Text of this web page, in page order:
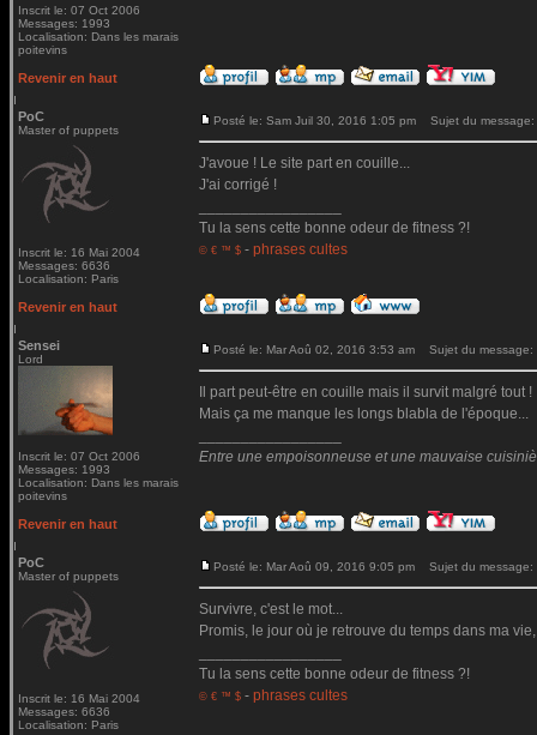
Inscrit le: 07 Oct 2006
Messages: 1993
Localisation: Dans les marais
poitevins
Revenir en haut
PoC
Master of puppets
Inscrit le: 16 Mai 2004
Messages: 6636
Localisation: Paris
Posté le: Sam Juil 30, 2016 1:05 pm Sujet du message:
J'avoue ! Le site part en couille...
J'ai corrigé !
Tu la sens cette bonne odeur de fitness ?!
© € ™ $ - phrases cultes
Revenir en haut
Sensei
Lord
Inscrit le: 07 Oct 2006
Messages: 1993
Localisation: Dans les marais
poitevins
Posté le: Mar Aoû 02, 2016 3:53 am Sujet du message:
Il part peut-être en couille mais il survit malgré tout !
Mais ça me manque les longs blabla de l'époque...
Entre une empoisonneuse et une mauvaise
Revenir en haut
PoC
Master of puppets
Inscrit le: 16 Mai 2004
Messages: 6636
Localisation: Paris
Posté le: Mar Aoû 09, 2016 9:05 pm Sujet du message:
Survivre, c'est le mot...
Promis, le jour où je retrouve du temps dans ma
Tu la sens cette bonne odeur de fitness ?!
© € ™ $ - phrases cultes